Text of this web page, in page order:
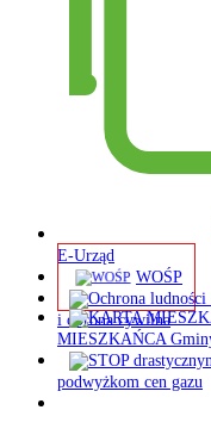
E-Urząd
WOŚP
i obrona cywilna
MIESZKAŃCA
podwyżkom cen gazu